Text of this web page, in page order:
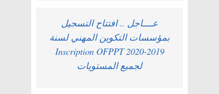
عــــاجل .. افتتاح التسجيل
بمؤسسات التكوين المهني لسنة
2019-2020 Inscription OFPPT
لجميع المستويات